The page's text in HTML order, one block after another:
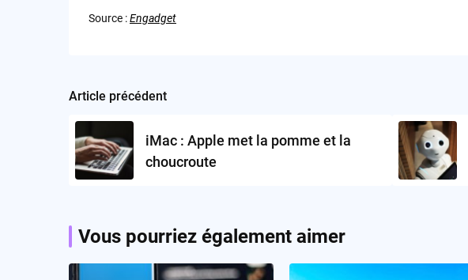
Source :Engadget
Post
navigation
Article précédent
iMac : Apple met la pomme et la
choucroute
Vous pourriez également aimer